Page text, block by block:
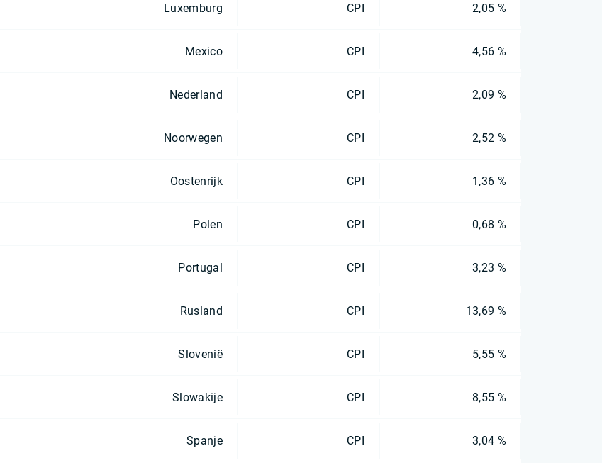
Luxemburg CPI 2,05 %
Mexico CPI 4,56 %
Nederland CPI 2,09 %
Noorwegen CPI 2,52 %
Oostenrijk CPI 1,36 %
Polen CPI 0,68 %
Portugal CPI 3,23 %
Rusland CPI 13,69 %
Slovenië CPI 5,55 %
Slowakije CPI 8,55 %
Spanje CPI 3,04 %